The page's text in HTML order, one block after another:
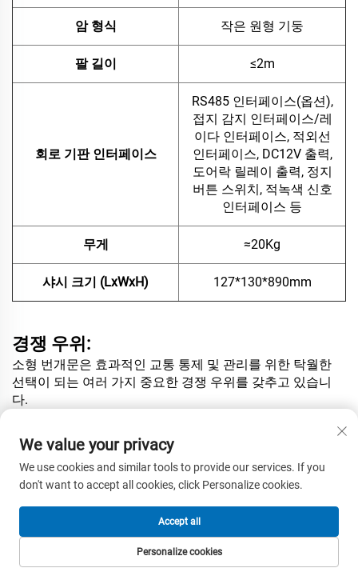
암 형식 작은 원형 기둥
팔 길이 ≤2m
회로 기판 인터페이스
RS485 인터페이스(옵션),
접지 감지 인터페이스/레
이다 인터페이스, 적외선
인터페이스, DC12V 출력,
도어락 릴레이 출력, 정지
버튼 스위치, 적녹색 신호
인터페이스 등
무게 ≈20Kg
샤시 크기 (LxWxH) 127*130*890mm
경쟁 우위:
소형 번개문은 효과적인 교통 통제 및 관리를 위한 탁월한
선택이 되는 여러 가지 중요한 경쟁 우위를 갖추고 있습니
다.
컴팩트한 크기:
최대 폴 길이 2미터로 설계된 이 소형 번개문은 공간 활용성
이 뛰어나 주차장이나 작은 출입구와 같이 공간이 제한된 곳
에 설치하기에 이상적입니다.
이 장벽 게이트는 2미터 폴 기준 90°에서 단 1.5초 만에 열리
거나 닫히므로 신속하고 효율적인 차량 통행이 가능합니다.
We value your privacy
We use cookies and similar tools to provide our services. If you
don't want to accept all cookies, click Personalize cookies.
Personalize cookies
Accept all